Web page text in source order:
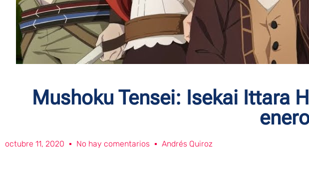
Mushoku Tensei: Isekai Ittara
octubre 11, 2020 No hay comentarios Andrés Quiroz